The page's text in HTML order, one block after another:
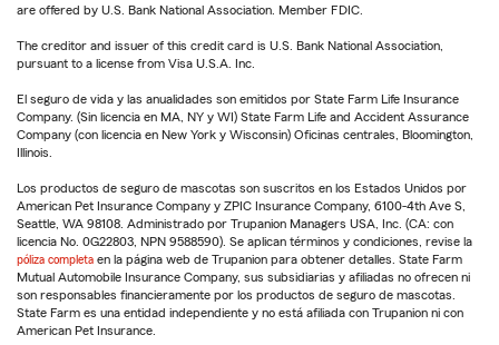
are offered by U.S. Bank National Association. Member FDIC.
The creditor and issuer of this credit card is U.S. Bank National Association,
pursuant to a license from Visa U.S.A. Inc.
El seguro de vida y las anualidades son emitidos por State Farm Life Insurance
Company. (Sin licencia en MA, NY y WI) State Farm Life and Accident Assurance
Company (con licencia en New York y Wisconsin) Oficinas centrales, Bloomington,
Illinois.
Los productos de seguro de mascotas son suscritos en los Estados Unidos por
American Pet Insurance Company y ZPIC Insurance Company, 6100-4th Ave S,
Seattle, WA 98108. Administrado por Trupanion Managers USA, Inc. (CA: con
licencia No. 0G22803, NPN 9588590). Se aplican términos y condiciones, revise la
póliza completa en la página web de Trupanion para obtener detalles. State Farm
Mutual Automobile Insurance Company, sus subsidiarias y afiliadas no ofrecen ni
son responsables financieramente por los productos de seguro de mascotas.
State Farm es una entidad independiente y no está afiliada con Trupanion ni con
American Pet Insurance.